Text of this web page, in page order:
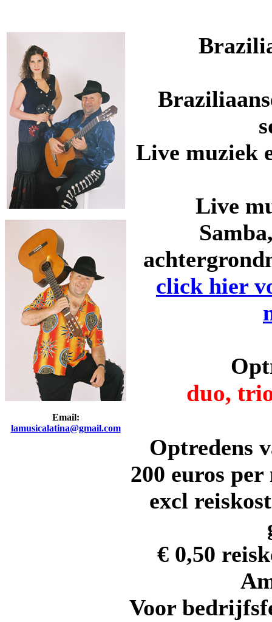
Email:
lamusicalatina@gmail.com
Live muziek
Live
click hier
duo,
Optredens
200 euros
excl
€ 0,50
Voor